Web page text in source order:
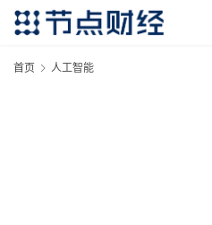
首页 人工智能